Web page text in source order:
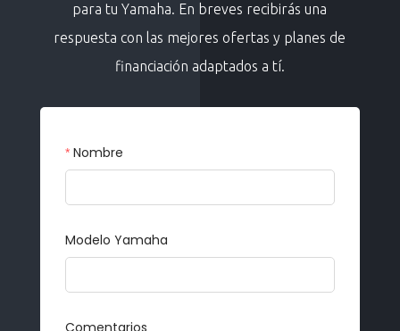
para tu Yamaha. En breves recibirás una
respuesta con las mejores ofertas y planes de
financiación adaptados a tí.